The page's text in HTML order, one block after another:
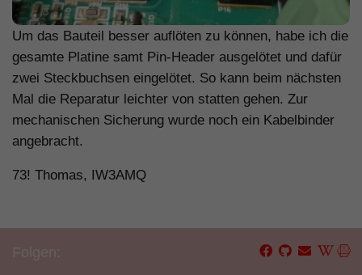
Um das Bauteil besser auflöten zu können, habe ich die
gesamte Platine samt Pin-Header ausgelötet und dafür
zwei Steckbuchsen eingelötet. So kann beim nächsten
Mal die Reparatur leichter von statten gehen. Zur
mechanischen Sicherung wurde noch ein Kabelbinder
angebracht.
73! Thomas, IW3AMQ